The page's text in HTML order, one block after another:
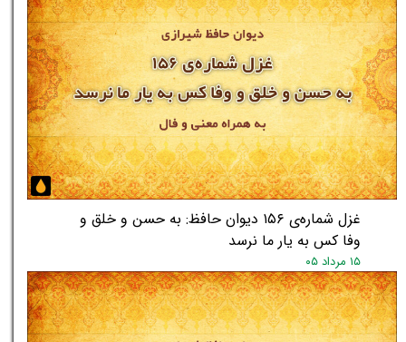
غزل شماره‌ی ۱۵۶ دیوان حافظ: به حسن و خلق و
وفا کس به یار ما نرسد
۱۵ مرداد ۰۵